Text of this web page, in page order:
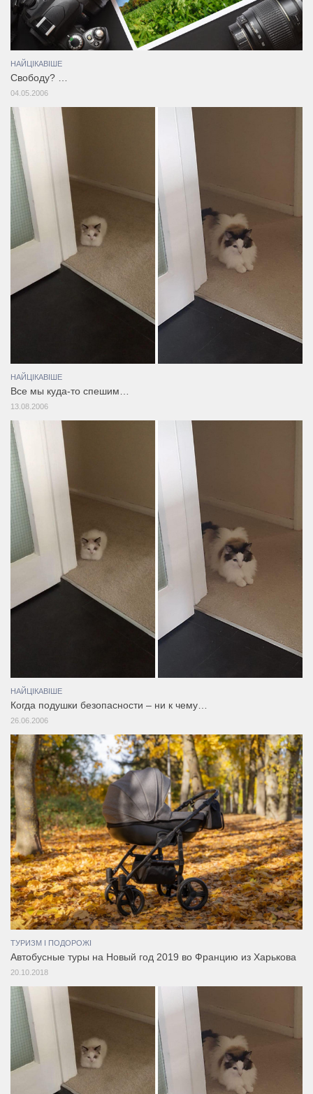
НАЙЦІКАВІШЕ
Свободу? …
04.05.2006
НАЙЦІКАВІШЕ
Все мы куда-то спешим…
13.08.2006
НАЙЦІКАВІШЕ
Когда подушки безопасности – ни к чему…
26.06.2006
ТУРИЗМ І ПОДОРОЖІ
Автобусные туры на Новый год 2019 во Францию из Харькова
20.10.2018